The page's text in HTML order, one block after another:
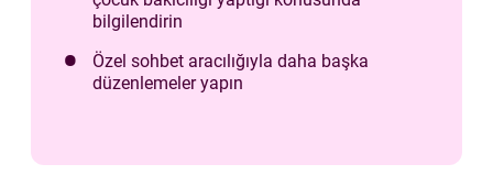
bilgilendirin
Özel sohbet aracılığıyla daha başka
düzenlemeler yapın